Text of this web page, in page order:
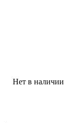
Нет в наличии